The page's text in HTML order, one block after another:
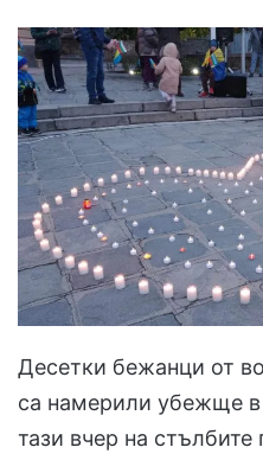
Десетки бежанци от
са намерили убежще
тази вчер на